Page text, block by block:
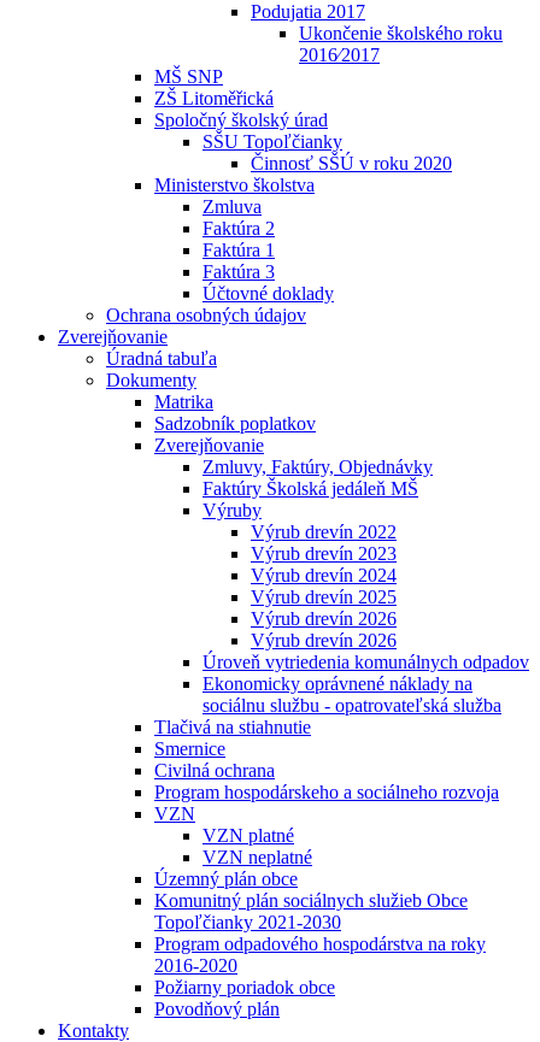
Podujatia 2017
Ukončenie školského roku
2016⁄2017
MŠ SNP
ZŠ Litoměřická
Spoločný školský úrad
SŠU Topoľčianky
Činnosť SŠÚ v roku 2020
Ministerstvo školstva
Zmluva
Faktúra 2
Faktúra 1
Faktúra 3
Účtovné doklady
Ochrana osobných údajov
Zverejňovanie
Úradná tabuľa
Dokumenty
Matrika
Sadzobník poplatkov
Zverejňovanie
Zmluvy, Faktúry, Objednávky
Faktúry Školská jedáleň MŠ
Výruby
Výrub drevín 2022
Výrub drevín 2023
Výrub drevín 2024
Výrub drevín 2025
Výrub drevín 2026
Výrub drevín 2026
Úroveň vytriedenia komunálnych odpadov
Ekonomicky oprávnené náklady na
sociálnu službu - opatrovateľská služba
Tlačivá na stiahnutie
Smernice
Civilná ochrana
Program hospodárskeho a sociálneho rozvoja
VZN
VZN platné
VZN neplatné
Územný plán obce
Komunitný plán sociálnych služieb Obce
Topoľčianky 2021-2030
Program odpadového hospodárstva na roky
2016-2020
Požiarny poriadok obce
Povodňový plán
Kontakty